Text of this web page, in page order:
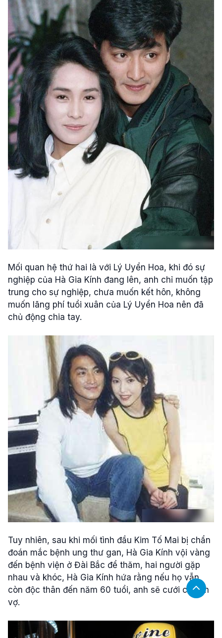
Mối quan hệ thứ hai là với Lý Uyển Hoa, khi đó sự
nghiệp của Hà Gia Kính đang lên, anh chỉ muốn tập
trung cho sự nghiệp, chưa muốn kết hôn, không
muốn lãng phí tuổi xuân của Lý Uyển Hoa nên đã
chủ động chia tay.
Tuy nhiên, sau khi mối tình đầu Kim Tố Mai bị chẩn
đoán mắc bệnh ung thư gan, Hà Gia Kính vội vàng
đến bệnh viện ở Đài Bắc để thăm, hai người gặp
nhau và khóc, Hà Gia Kính hứa rằng nếu họ vẫn
còn độc thân đến năm 60 tuổi, anh sẽ cưới cô làm
vợ.